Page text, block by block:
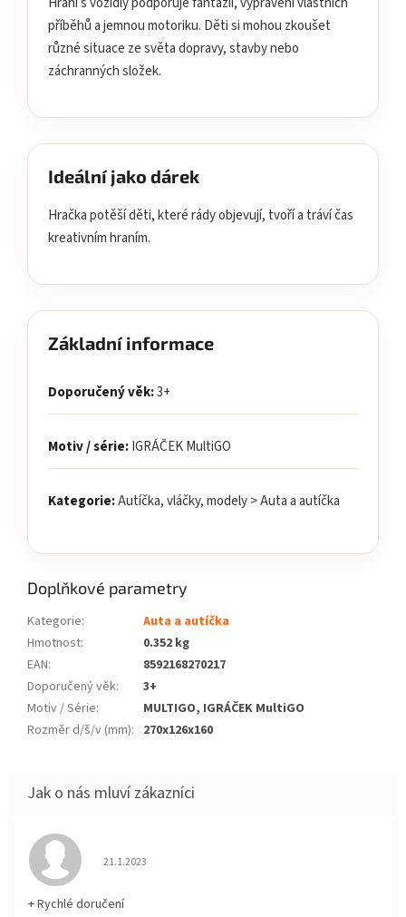
příběhů a jemnou motoriku. Děti si mohou zkoušet
různé situace ze světa dopravy, stavby nebo
záchranných složek.
Ideální jako dárek
Hračka potěší děti, které rády objevují, tvoří a tráví čas
kreativním hraním.
Základní informace
Doporučený věk:3+
Motiv / série:IGRÁČEK MultiGO
Kategorie:Autíčka, vláčky, modely > Auta a autíčka
Doplňkové parametry
Kategorie:
Auta a autíčka
Hmotnost:
0.352 kg
EAN:
8592168270217
Doporučený věk:
3+
Motiv / Série:
MULTIGO, IGRÁČEK MultiGO
Rozměr d/š/v (mm): 270x126x160
Hodnocení obchodu je 5 z 5 hvězdiček.
21.1.2023
+ Rychlé doručení